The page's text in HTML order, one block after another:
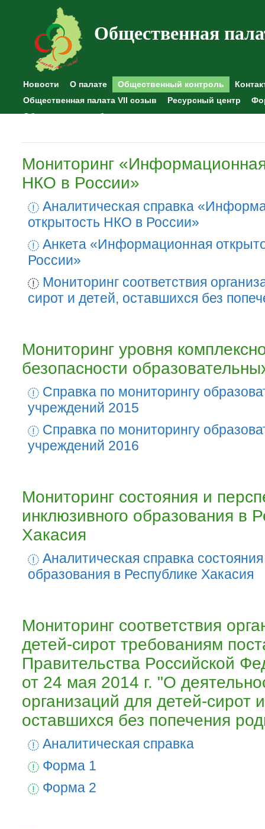
Общественная
Новости О палате Общественный контроль
Общественная палата VII созыв
Ресурсный центр
Общественные наблюдения
Мониторинг
НКО в России»
Аналитическая справка
открытость НКО в России»
Анкета «Информационная
России»
Мониторинг соответствия
сирот и детей, оставшихся без
Мониторинг уровня
безопасности
Справка по мониторингу
учреждений 2015
Справка по мониторингу
учреждений 2016
Мониторинг состояния и
инклюзивного образования в
Хакасия
Аналитическая справка
образования в Республике Хакасия
Мониторинг соответствия
детей-сирот требованиям
Правительства Российской
от 24 мая 2014 г. "О
организаций для детей-сирот
оставшихся без попечения
Аналитическая справка
Форма 1
Форма 2